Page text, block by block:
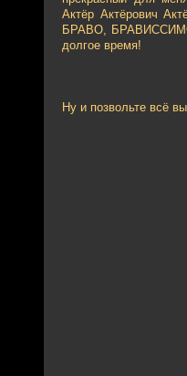
Актёр Актёрович
БРАВО,
долгое время!
Ну и позвольте всё